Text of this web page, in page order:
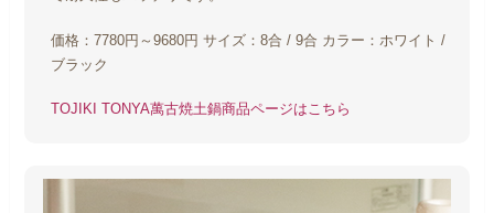
価格：7780円～9680円 サイズ：8合 / 9合 カラー：ホワイト /
ブラック
TOJIKI TONYA萬古焼土鍋商品ページはこちら